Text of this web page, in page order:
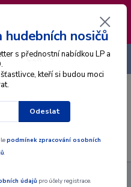
dovolenou. Datum
posouvá na pátek
🐋
Menu
CZK
Jednou Si Vrznout! - CD
nosičů
s přednostní nabídkou LP a
kteří si budou moci
Odeslat
podmínek zpracování osobních
.
údajů pro účely registrace.